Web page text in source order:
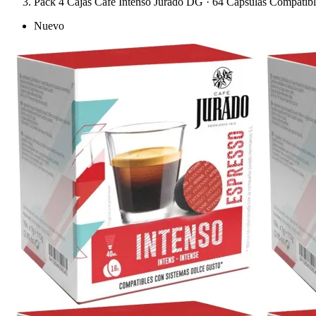
Nuevo